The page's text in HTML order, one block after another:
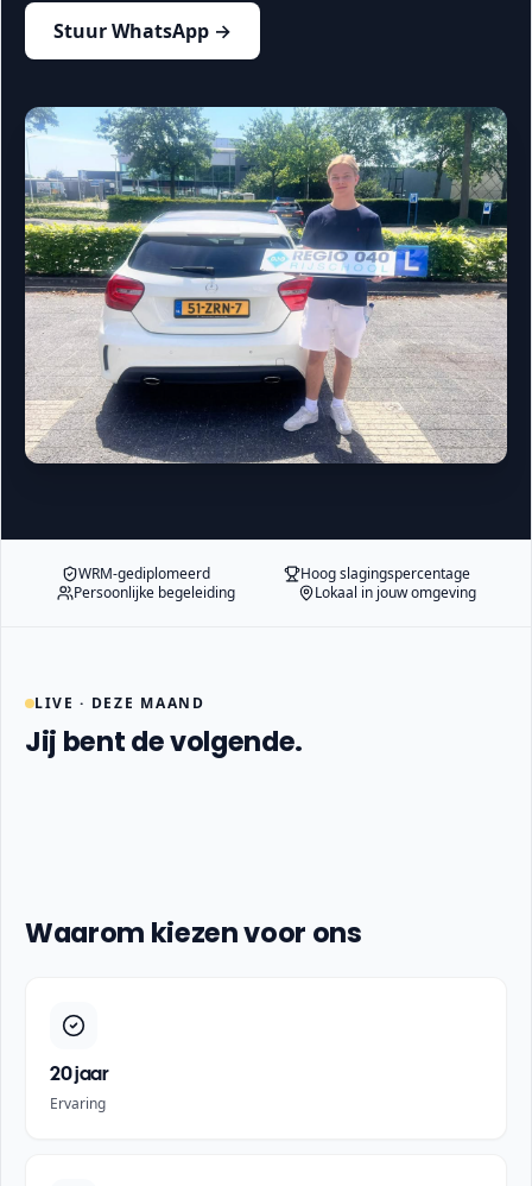
Stuur WhatsApp →
WRM-gediplomeerd
Hoog slagingspercentage
Persoonlijke begeleiding
Lokaal in jouw omgeving
LIVE · DEZE MAAND
Jij bent de volgende.
NAAM
Waarom kiezen voor ons
20 jaar
Ervaring